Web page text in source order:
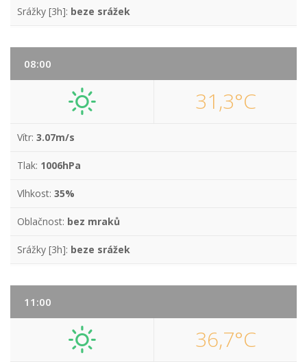
Srážky [3h]: beze srážek
08:00
31,3°C
Vítr: 3.07m/s
Tlak: 1006hPa
Vlhkost: 35%
Oblačnost: bez mraků
Srážky [3h]: beze srážek
11:00
36,7°C